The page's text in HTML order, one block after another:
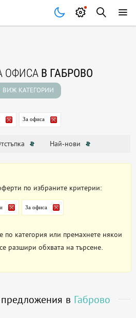
ОФИСА В ГАБРОВО
ВИЖ КАТЕГОРИИ
За офиса
Най-нови
по избраните критерии:
За офиса
по категория или премахнете някои
разшири обхвата на търсене.
в Габрово